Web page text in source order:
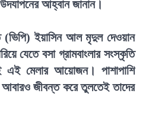
আহ্বান জানান।
ইয়াসিন আল মৃদুল দেওয়ান
যেতে বসা গ্রামবাংলার সংস্কৃতি
এই মেলার আয়োজন। পাশাপাশি
আবারও জীবন্ত করে তুলতেই তাদের